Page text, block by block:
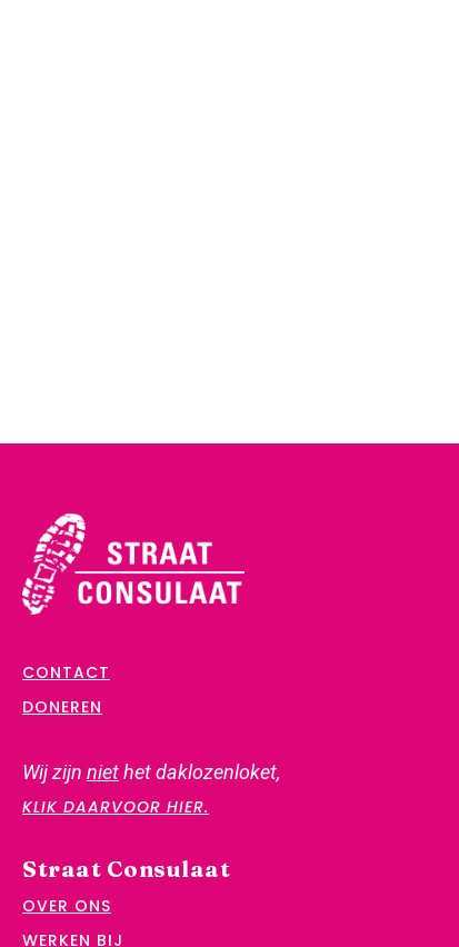
CONTACT
DONEREN
Wij zijn niethet daklozenloket,
KLIK DAARVOOR HIER.
Straat Consulaat
OVER ONS
WERKEN BIJ